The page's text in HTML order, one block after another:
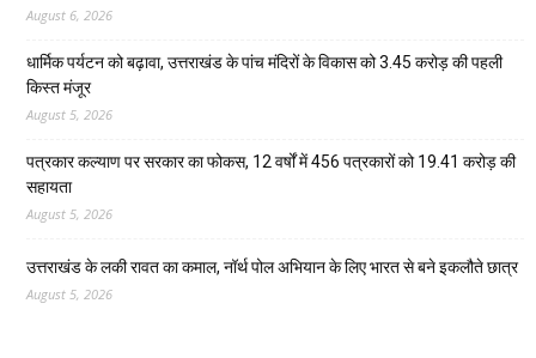
August 6, 2026
धार्मिक पर्यटन को बढ़ावा, उत्तराखंड के पांच मंदिरों के विकास को 3.45 करोड़ की पहली
किस्त मंजूर
August 5, 2026
पत्रकार कल्याण पर सरकार का फोकस, 12 वर्षों में 456 पत्रकारों को 19.41 करोड़ की
सहायता
August 5, 2026
उत्तराखंड के लकी रावत का कमाल, नॉर्थ पोल अभियान के लिए भारत से बने इकलौते छात्र
August 5, 2026